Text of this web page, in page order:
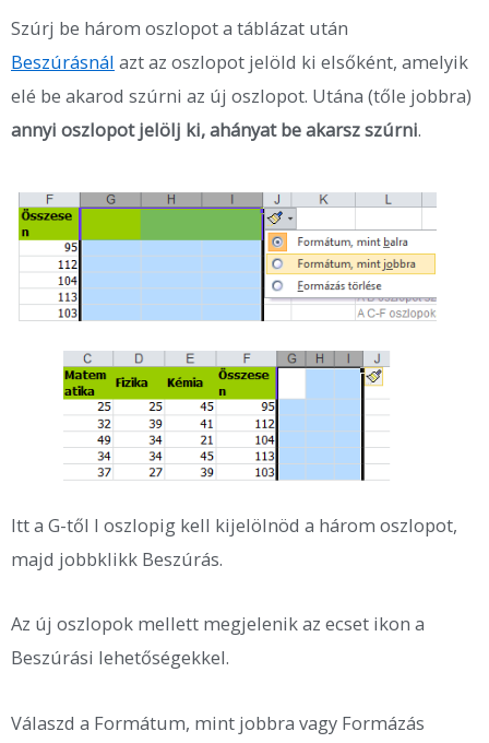
Szúrj be három oszlopot a táblázat után
Beszúrásnál azt az oszlopot jelöld ki elsőként, amelyik
elé be akarod szúrni az új oszlopot. Utána (tőle jobbra)
annyi oszlopot jelölj ki, ahányat be akarsz szúrni.
Itt a G-től I oszlopig kell kijelölnöd a három oszlopot,
majd jobbklikk Beszúrás.
Az új oszlopok mellett megjelenik az ecset ikon a
Beszúrási lehetőségekkel.
Válaszd a Formátum, mint jobbra vagy Formázás